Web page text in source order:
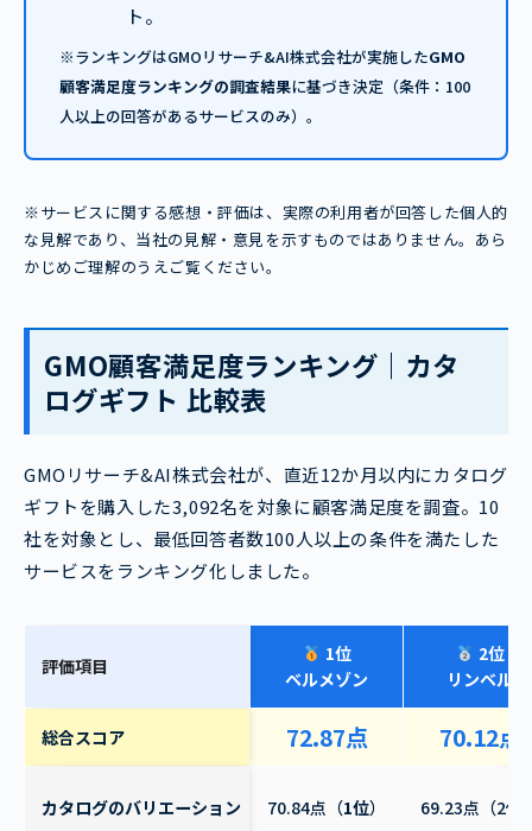
ト。
※ランキングはGMOリサーチ&AI株式会社が実施したGMO
顧客満足度ランキングの調査結果に基づき決定（条件：100
人以上の回答があるサービスのみ）。
※サービスに関する感想・評価は、実際の利用者が回答した個人的
な見解であり、当社の見解・意見を示すものではありません。あら
かじめご理解のうえご覧ください。
GMO顧客満足度ランキング｜カタ
ログギフト 比較表
GMOリサーチ&AI株式会社が、直近12か月以内にカタログ
ギフトを購入した3,092名を対象に顧客満足度を調査。10
社を対象とし、最低回答者数100人以上の条件を満たした
サービスをランキング化しました。
評価項目
1位
ベルメゾン
2位
リンベル
総合スコア 72.87点 70.12点
カタログのバリエーション 70.84点（1位） 69.23点（2位